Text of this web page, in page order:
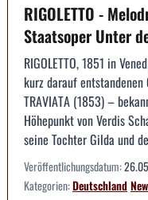
RIGOLETTO -
Staatsoper Unter
RIGOLETTO, 1851 in
kurz darauf entstandenen
TRAVIATA (1853) –
Höhepunkt von Verdis
seine Tochter Gilda und
Veröffentlichungsdatum:
Kategorien:Deutschland